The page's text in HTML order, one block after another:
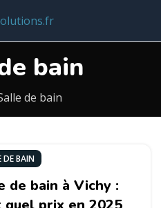
bain
de bain
DE BAIN
de bain à Vichy :